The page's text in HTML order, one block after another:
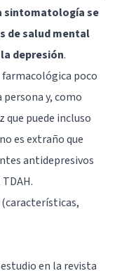
sintomatología se
de salud mental
depresión.
poco
persona y, como
puede incluso
es extraño que
antidepresivos
en la revista